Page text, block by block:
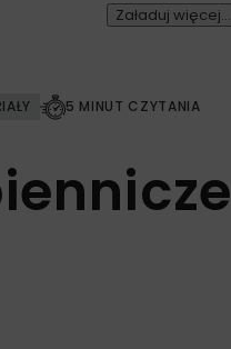
Załaduj więcej...
5 MINUT CZYTANIA